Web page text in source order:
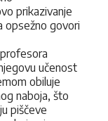
prikazivanje
opsežno govori
učenost
obiluje
naboja, što
piščeve